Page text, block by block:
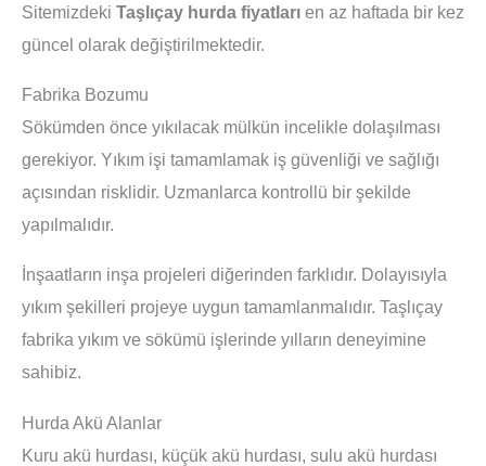
Sitemizdeki Taşlıçay hurda fiyatları en az haftada bir kez
güncel olarak değiştirilmektedir.
Fabrika Bozumu
Sökümden önce yıkılacak mülkün incelikle dolaşılması
gerekiyor. Yıkım işi tamamlamak iş güvenliği ve sağlığı
açısından risklidir. Uzmanlarca kontrollü bir şekilde
yapılmalıdır.
İnşaatların inşa projeleri diğerinden farklıdır. Dolayısıyla
yıkım şekilleri projeye uygun tamamlanmalıdır. Taşlıçay
fabrika yıkım ve sökümü işlerinde yılların deneyimine
sahibiz.
Hurda Akü Alanlar
Kuru akü hurdası, küçük akü hurdası, sulu akü hurdası